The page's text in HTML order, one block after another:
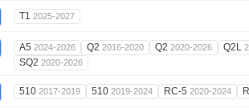
T1 2025-2027
A5 2024-2026 Q2 2016-2020 Q2 2020-2026 Q2L
SQ2 2020-2026
510 2017-2019 510 2019-2024 RC-5 2020-2024